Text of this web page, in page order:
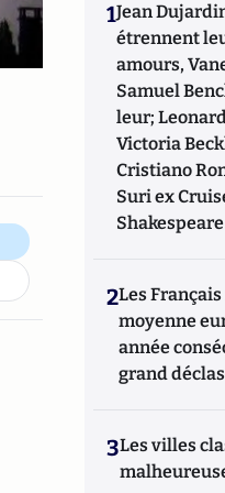
1Jean
étrennent
amours,
Samuel
leur;
Victoria
Cristiano
Suri ex
2Les
moyenne
année
grand
3Les villes